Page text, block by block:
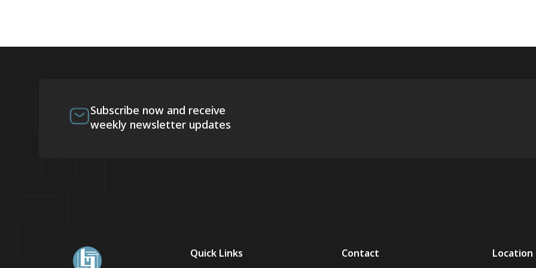
Subscribe now and receive
weekly newsletter updates
Quick Links Contact Location